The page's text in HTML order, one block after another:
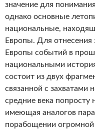
значение для
однако основные
национальные,
Европы. Для
Европы событий в
национальными
состоит из двух
связанной с захватами
средние века попросту
имеющая аналогов
порабощении огромной